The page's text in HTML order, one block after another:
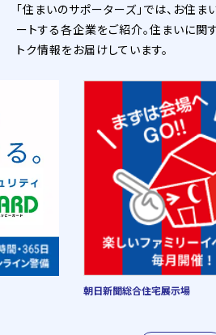
「住まいのサポーターズ」では、お住
ートする各企業をご紹介。住まいに関
トク情報をお届けしています。
朝日新聞総合住宅展示場